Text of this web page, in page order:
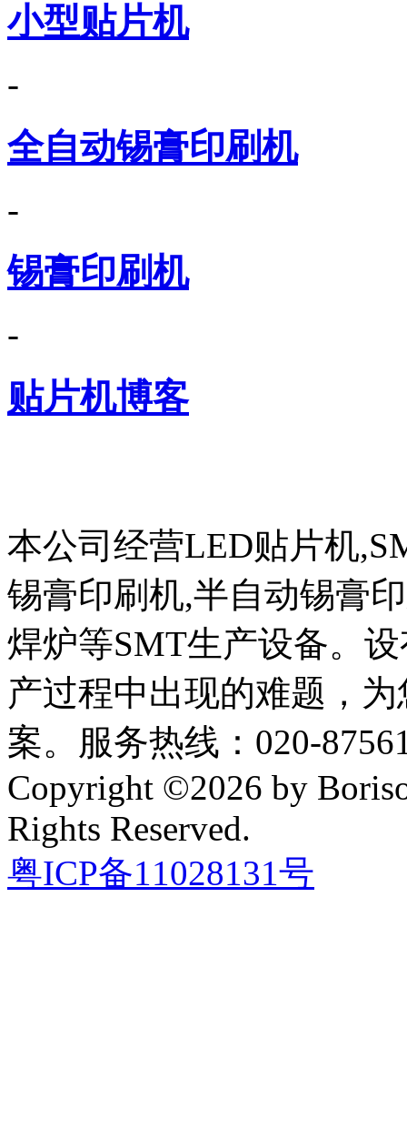
小型贴片机
-
全自动锡膏印刷机
-
锡膏印刷机
-
贴片机博客
本公司经营LED贴片机
锡膏印刷机,半自动锡膏
焊炉等SMT生产设备。
产过程中出现的难题，
案。服务热线：020-
Copyright ©2026 by
Rights Reserved.
粤ICP备11028131号